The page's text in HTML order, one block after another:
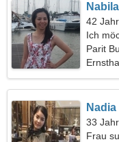
42
Ich
Parit
Nadia
33
Frau